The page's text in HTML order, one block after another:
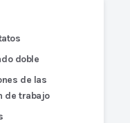
doble
de las
de trabajo